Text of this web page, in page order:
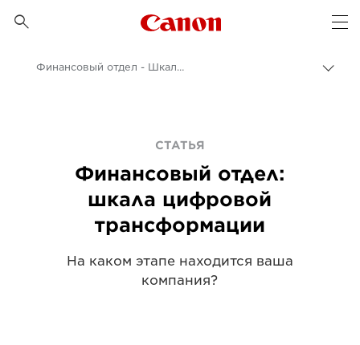

Canon Logo, back to
Финансовый отдел - Шкала цифровой трансформации - Canon Europe
СТАТЬЯ
Финансовый отдел:
шкала цифровой
трансформации
На каком этапе находится ваша
компания?